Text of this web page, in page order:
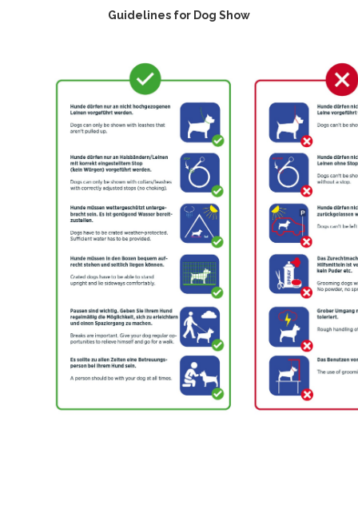
Guidelines for Dog Show